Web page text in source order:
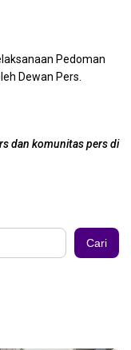
Pedoman
Dewan Pers.
dan komunitas pers di
Cari